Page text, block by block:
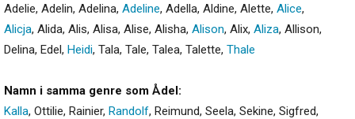
Adelie, Adelin, Adelina, Adeline, Adella, Aldine, Alette, Alice,
Alicja, Alida, Alis, Alisa, Alise, Alisha, Alison, Alix, Aliza, Allison,
Delina, Edel, Heidi, Tala, Tale, Talea, Talette, Thale
Namn i samma genre som Ådel:
Kalla, Ottilie, Rainier, Randolf, Reimund, Seela, Sekine, Sigfred,